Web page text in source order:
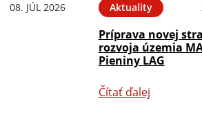
08. JÚL 2026 Aktuality
Príprava novej
rozvoja územia
Pieniny LAG
Čítať ďalej